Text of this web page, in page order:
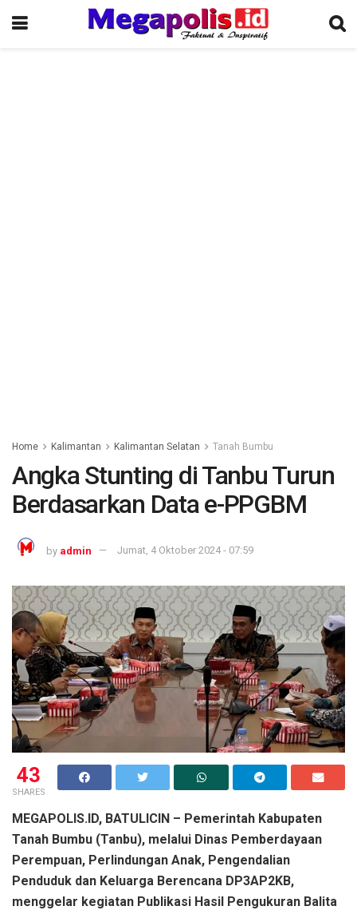
Home Kalimantan Kalimantan Selatan Tanah Bumbu
Angka Stunting di Tanbu Turun
Berdasarkan Data e-PPGBM
by admin Jumat, 4 Oktober 2024 - 07:59
43
SHARES
MEGAPOLIS.ID, BATULICIN – Pemerintah Kabupaten
Tanah Bumbu (Tanbu), melalui Dinas Pemberdayaan
Perempuan, Perlindungan Anak, Pengendalian
Penduduk dan Keluarga Berencana DP3AP2KB,
menggelar kegiatan Publikasi Hasil Pengukuran Balita